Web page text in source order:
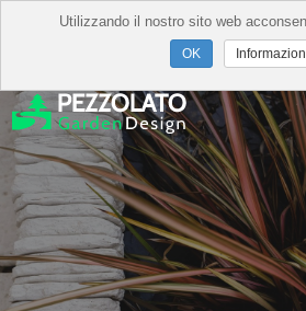
Utilizzando il nostro sito web